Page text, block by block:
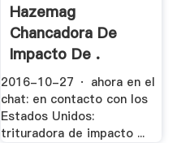
Hazemag
Chancadora De
Impacto De .
2016-10-27 · ahora en el
chat: en contacto con los
Estados Unidos:
trituradora de impacto ...